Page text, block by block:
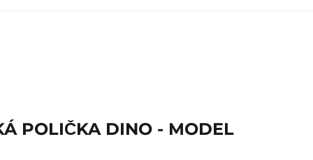
POLIČKA DINO - MODEL